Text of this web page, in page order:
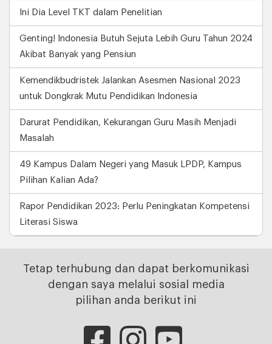
Ini Dia Level TKT dalam Penelitian
Genting! Indonesia Butuh Sejuta Lebih Guru Tahun 2024
Akibat Banyak yang Pensiun
Kemendikbudristek Jalankan Asesmen Nasional 2023
untuk Dongkrak Mutu Pendidikan Indonesia
Darurat Pendidikan, Kekurangan Guru Masih Menjadi
Masalah
49 Kampus Dalam Negeri yang Masuk LPDP, Kampus
Pilihan Kalian Ada?
Rapor Pendidikan 2023: Perlu Peningkatan Kompetensi
Literasi Siswa
Tetap terhubung dan dapat berkomunikasi
dengan saya melalui sosial media
pilihan anda berikut ini